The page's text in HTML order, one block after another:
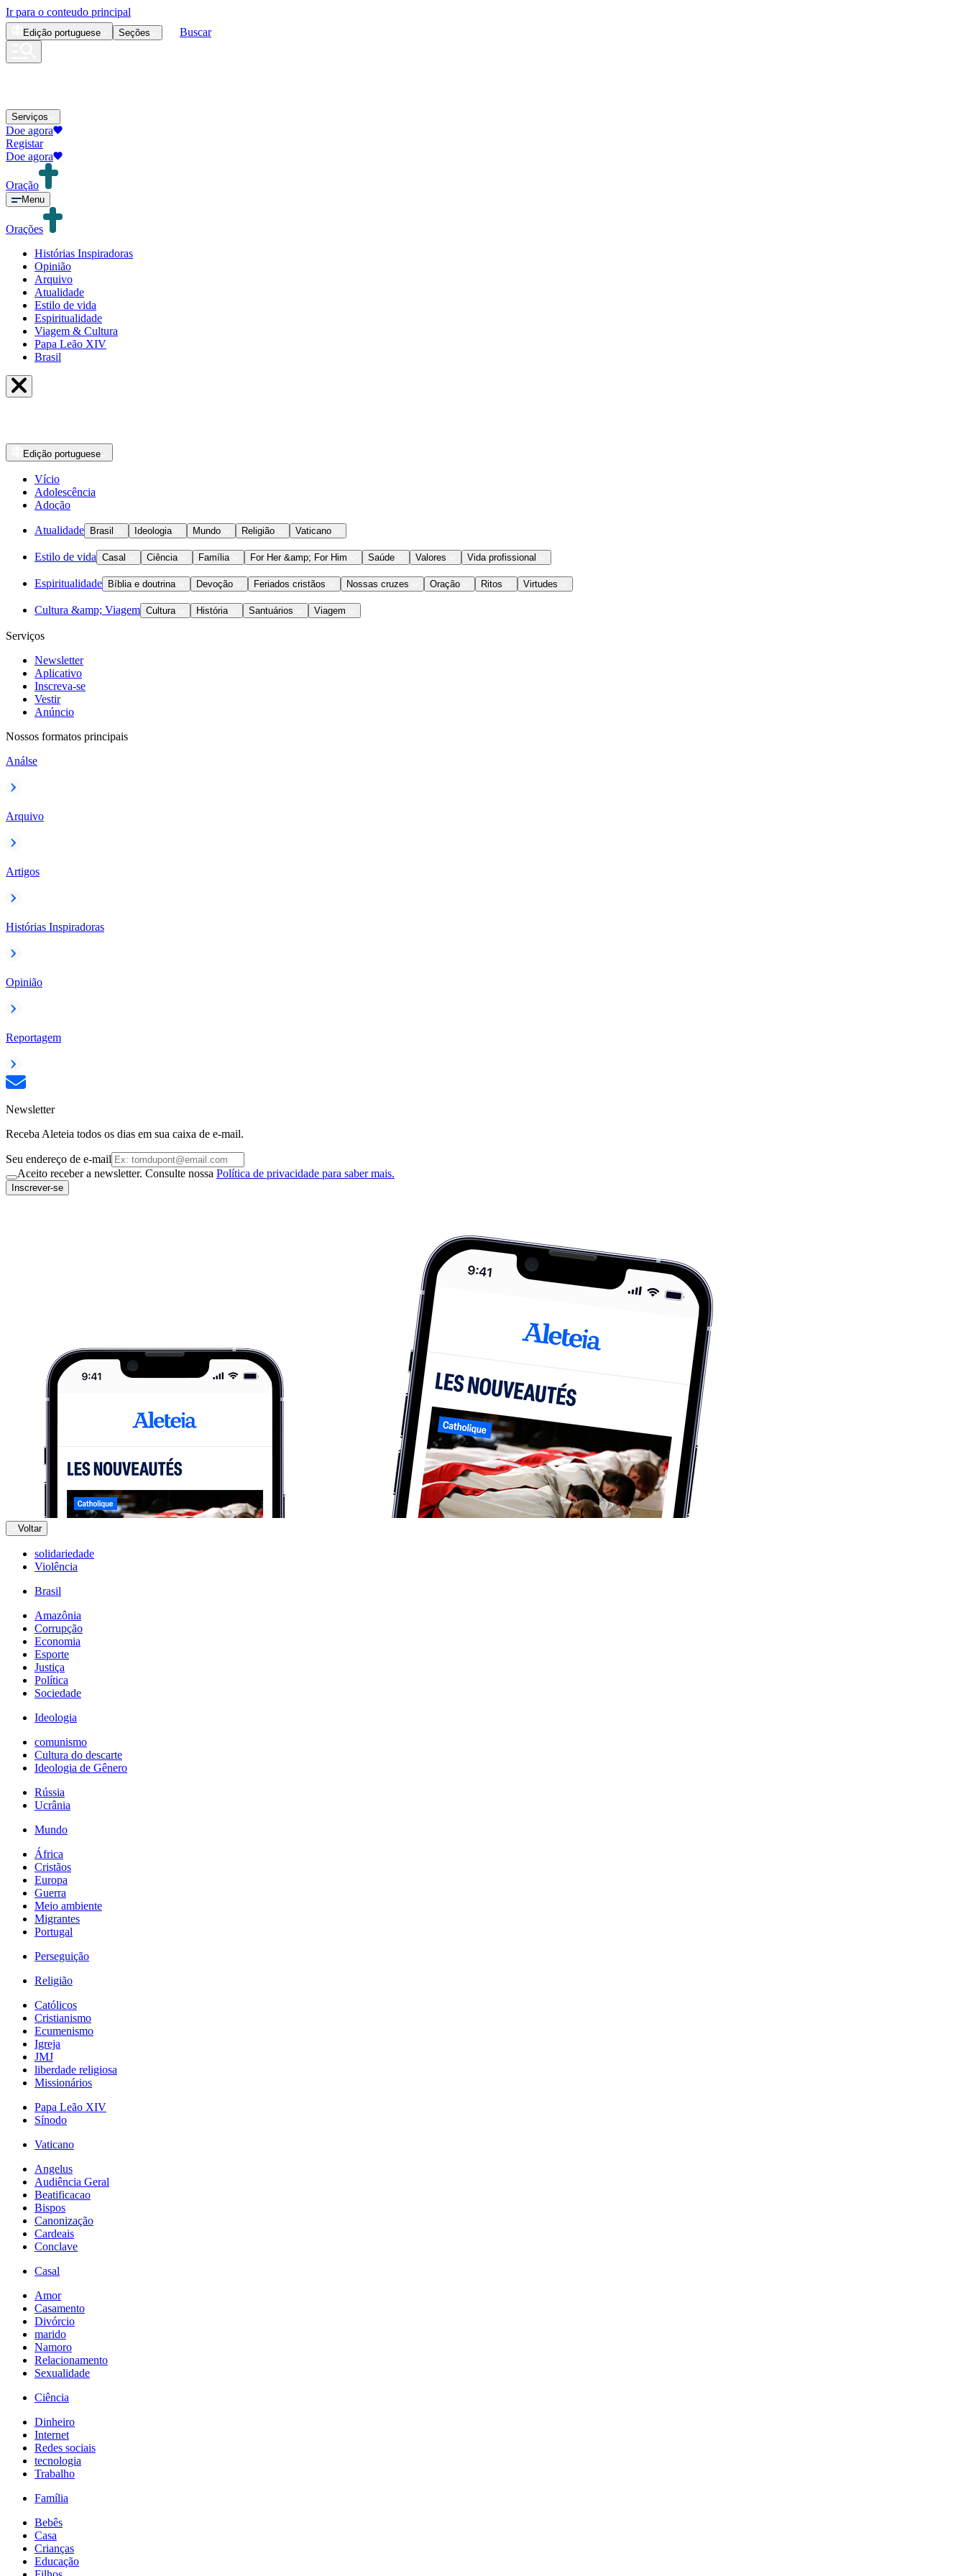
Ir para o conteudo principal
Edição portuguese Seções Buscar
Serviços
Doe agora
Registar
Doe agora
Oração
Menu
Orações
Histórias Inspiradoras
Opinião
Arquivo
Atualidade
Estilo de vida
Espiritualidade
Viagem & Cultura
Papa Leão XIV
Brasil
Edição portuguese
Vício
Adolescência
Adoção
Atualidade Brasil Ideologia Mundo Religião Vaticano
Estilo de vida Casal Ciência Família For Her &amp; For Him Saúde Valores Vida profissional
Espiritualidade Bíblia e doutrina Devoção Feriados cristãos Nossas cruzes Oração Ritos Virtudes
Cultura &amp; Viagem Cultura História Santuários Viagem
Serviços
Newsletter
Aplicativo
Inscreva-se
Vestir
Anúncio
Nossos formatos principais
Análse
Arquivo
Artigos
Histórias Inspiradoras
Opinião
Reportagem
Newsletter
Receba Aleteia todos os dias em sua caixa de e-mail.
Seu endereço de e-mail
Aceito receber a newsletter. Consulte nossa Política de privacidade para saber mais.
Inscrever-se
Voltar
solidariedade
Violência
Brasil
Amazônia
Corrupção
Economia
Esporte
Justiça
Política
Sociedade
Ideologia
comunismo
Cultura do descarte
Ideologia de Gênero
Rússia
Ucrânia
Mundo
África
Cristãos
Europa
Guerra
Meio ambiente
Migrantes
Portugal
Perseguição
Religião
Católicos
Cristianismo
Ecumenismo
Igreja
JMJ
liberdade religiosa
Missionários
Papa Leão XIV
Sínodo
Vaticano
Angelus
Audiência Geral
Beatificacao
Bispos
Canonização
Cardeais
Conclave
Casal
Amor
Casamento
Divórcio
marido
Namoro
Relacionamento
Sexualidade
Ciência
Dinheiro
Internet
Redes sociais
tecnologia
Trabalho
Família
Bebês
Casa
Crianças
Educação